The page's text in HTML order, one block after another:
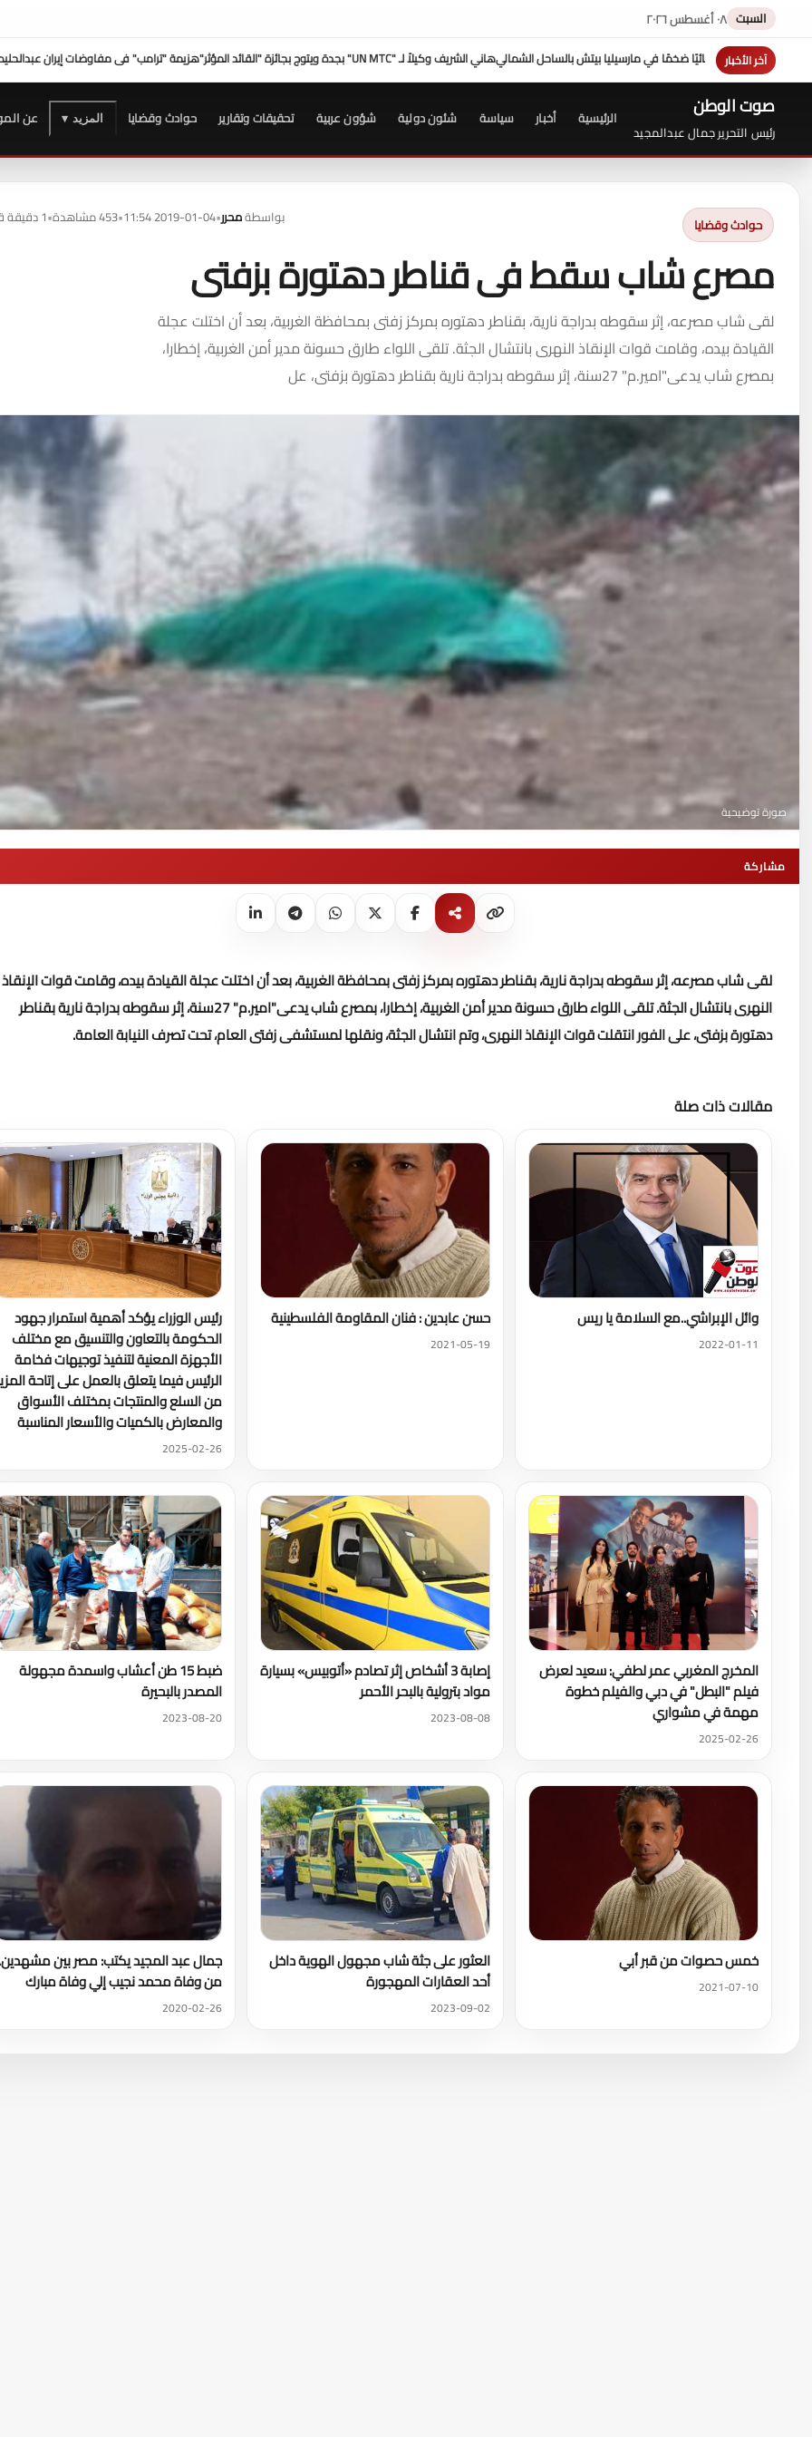
السبت ٠٨ أغسطس ٢٠٢٦
آخر الأخبار صلاح عامر: نعمل علىهزيمة "ترامب" فى مفاوضات إيران عبدالحليم قنديل هاني الشريف وكيلاً لـ "UN MTC" بجدة ويتوج بجائزة "القائد المؤثر" بالساحل الشمالي
صوت الوطن
رئيس التحرير جمال عبدالمجيد
الرئيسية أخبار سياسة شئون دولية شؤون عربية تحقيقات وتقارير حوادث وقضايا المزيد ▾ عن
حوادث وقضايا بواسطةمحرر•
2019-01-04 11:54
•453 مشاهدة •1 دقيقة قراءة
مصرع شاب سقط فى قناطر دهتورة بزفتى
لقى شاب مصرعه، إثر سقوطه بدراجة نارية، بقناطر دهتوره بمركز زفتى بمحافظة الغربية، بعد أن اختلت عجلة
القيادة بيده، وقامت قوات الإنقاذ النهرى بانتشال الجثة. تلقى اللواء طارق حسونة مدير أمن الغربية، إخطارا،
بمصرع شاب يدعى"امير.م" 27سنة، إثر سقوطه بدراجة نارية بقناطر دهتورة بزفتى، عل
صورة توضيحية
مشاركة
لقى شاب مصرعه، إثر سقوطه بدراجة نارية، بقناطر دهتوره بمركز زفتى بمحافظة الغربية، بعد أن اختلت عجلة القيادة بيده، وقامت قوات الإنقاذ
النهرى بانتشال الجثة.
تلقى اللواء طارق حسونة مدير أمن الغربية، إخطارا، بمصرع شاب يدعى"امير.م" 27سنة، إثر سقوطه بدراجة نارية بقناطر
دهتورة بزفتى، على الفور انتقلت قوات الإنقاذ النهرى، وتم انتشال الجثة، ونقلها لمستشفى زفتى العام، تحت تصرف النيابة العامة.
مقالات ذات صلة
وائل الإبراشي..مع السلامة يا ريس
2022-01-11
حسن عابدين : فنان المقاومة الفلسطينية
2021-05-19
رئيس الوزراء يؤكد أهمية استمرار جهود
الحكومة بالتعاون والتنسيق مع مختلف
الأجهزة المعنية لتنفيذ توجيهات فخامة
الرئيس فيما يتعلق بالعمل على إتاحة
من السلع والمنتجات بمختلف الأسواق
والمعارض بالكميات والأسعار المناسبة
2025-02-26
المخرج المغربي عمر لطفي: سعيد لعرض
فيلم "البطل" في دبي والفيلم خطوة
مهمة في مشواري
2025-02-26
إصابة 3 أشخاص إثر تصادم «أتوبيس» بسيارة
مواد بترولية بالبحر الأحمر
2023-08-08
ضبط 15 طن أعشاب واسمدة مجهولة
المصدر بالبحيرة
2023-08-20
خمس حصوات من قبر أبي
2021-07-10
العثور على جثة شاب مجهول الهوية داخل
أحد العقارات المهجورة
2023-09-02
جمال عبد المجيد يكتب: مصر بين
من وفاة محمد نجيب إلي وفاة مبارك
2020-02-26